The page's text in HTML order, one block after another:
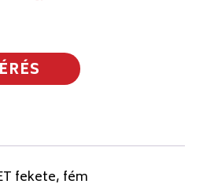
fekete, fém